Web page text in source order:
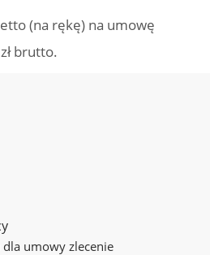
(na rękę) na umowę
brutto.
umowy zlecenie